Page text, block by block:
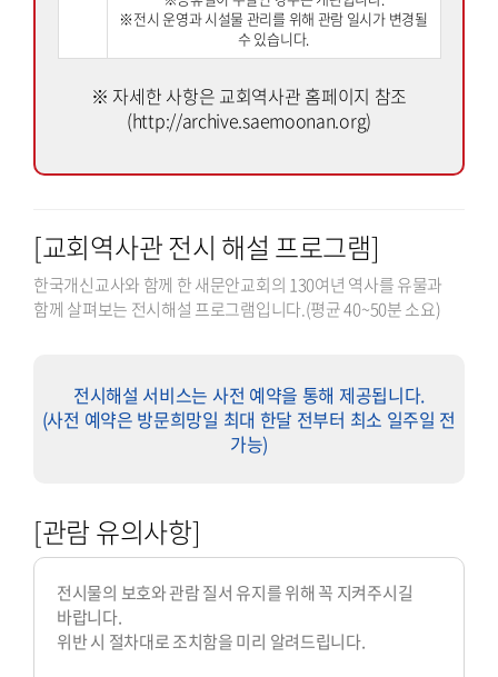
※전시 운영과 시설물 관리를 위해 관람 일시가 변경될
수 있습니다.
※ 자세한 사항은 교회역사관 홈페이지 참조
(http://archive.saemoonan.org)
[교회역사관 전시 해설 프로그램]
한국개신교사와 함께 한 새문안교회의 130여년 역사를 유물과
함께 살펴보는 전시해설 프로그램입니다.(평균 40~50분 소요)
전시해설 서비스는 사전 예약을 통해 제공됩니다.
(사전 예약은 방문희망일 최대 한달 전부터 최소 일주일 전
가능)
[관람 유의사항]
전시물의 보호와 관람 질서 유지를 위해 꼭 지켜주시길
바랍니다.
위반 시 절차대로 조치함을 미리 알려드립니다.